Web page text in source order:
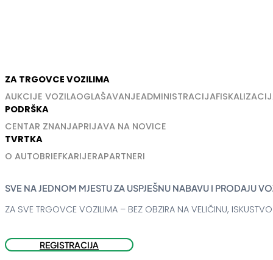
ZA TRGOVCE VOZILIMA
AUKCIJE VOZILAOGLAŠAVANJEADMINISTRACIJA
PODRŠKA
CENTAR ZNANJAPRIJAVA NA NOVICE
TVRTKA
O AUTOBRIEFKARIJERAPARTNERI
SVE NA JEDNOM MJESTU ZA USPJEŠNU NABAVU I PRODAJU
ZA SVE TRGOVCE VOZILIMA – BEZ OBZIRA NA VELIČINU,
REGISTRACIJA